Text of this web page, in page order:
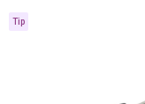
produktu
Tip